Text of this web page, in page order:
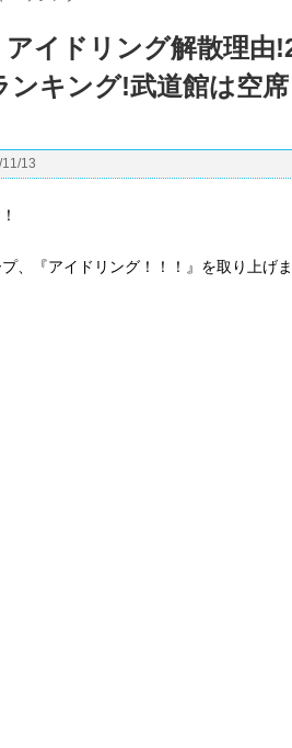
アイドリング解散理由
ンキング!武道館は空
13
、『アイドリング！！！』を取り上げま